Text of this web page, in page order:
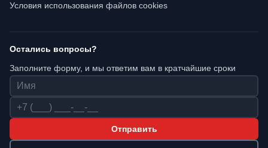
Условия использования файлов cookies
Остались вопросы?
Заполните форму, и мы ответим вам в кратчайшие сроки
Имя
Телефон
Отправить